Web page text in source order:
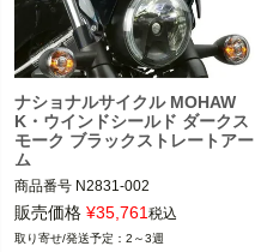
ナショナルサイクル MOHAW
K・ウインドシールド ダークス
モーク ブラックストレートアー
ム
商品番号 N2831-002
B型番：553002
Hard Drive：562-2850B
販売価格 ¥35,761税込
2～3週